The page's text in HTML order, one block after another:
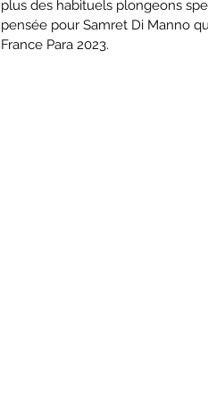
plus des habituels plongeons
pensée pour Samret Di Manno
France Para 2023.